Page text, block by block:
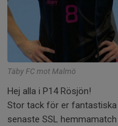
Täby FC mot Malmö
Hej alla i P14 Rösjön!
Stor tack för er
senaste SSL